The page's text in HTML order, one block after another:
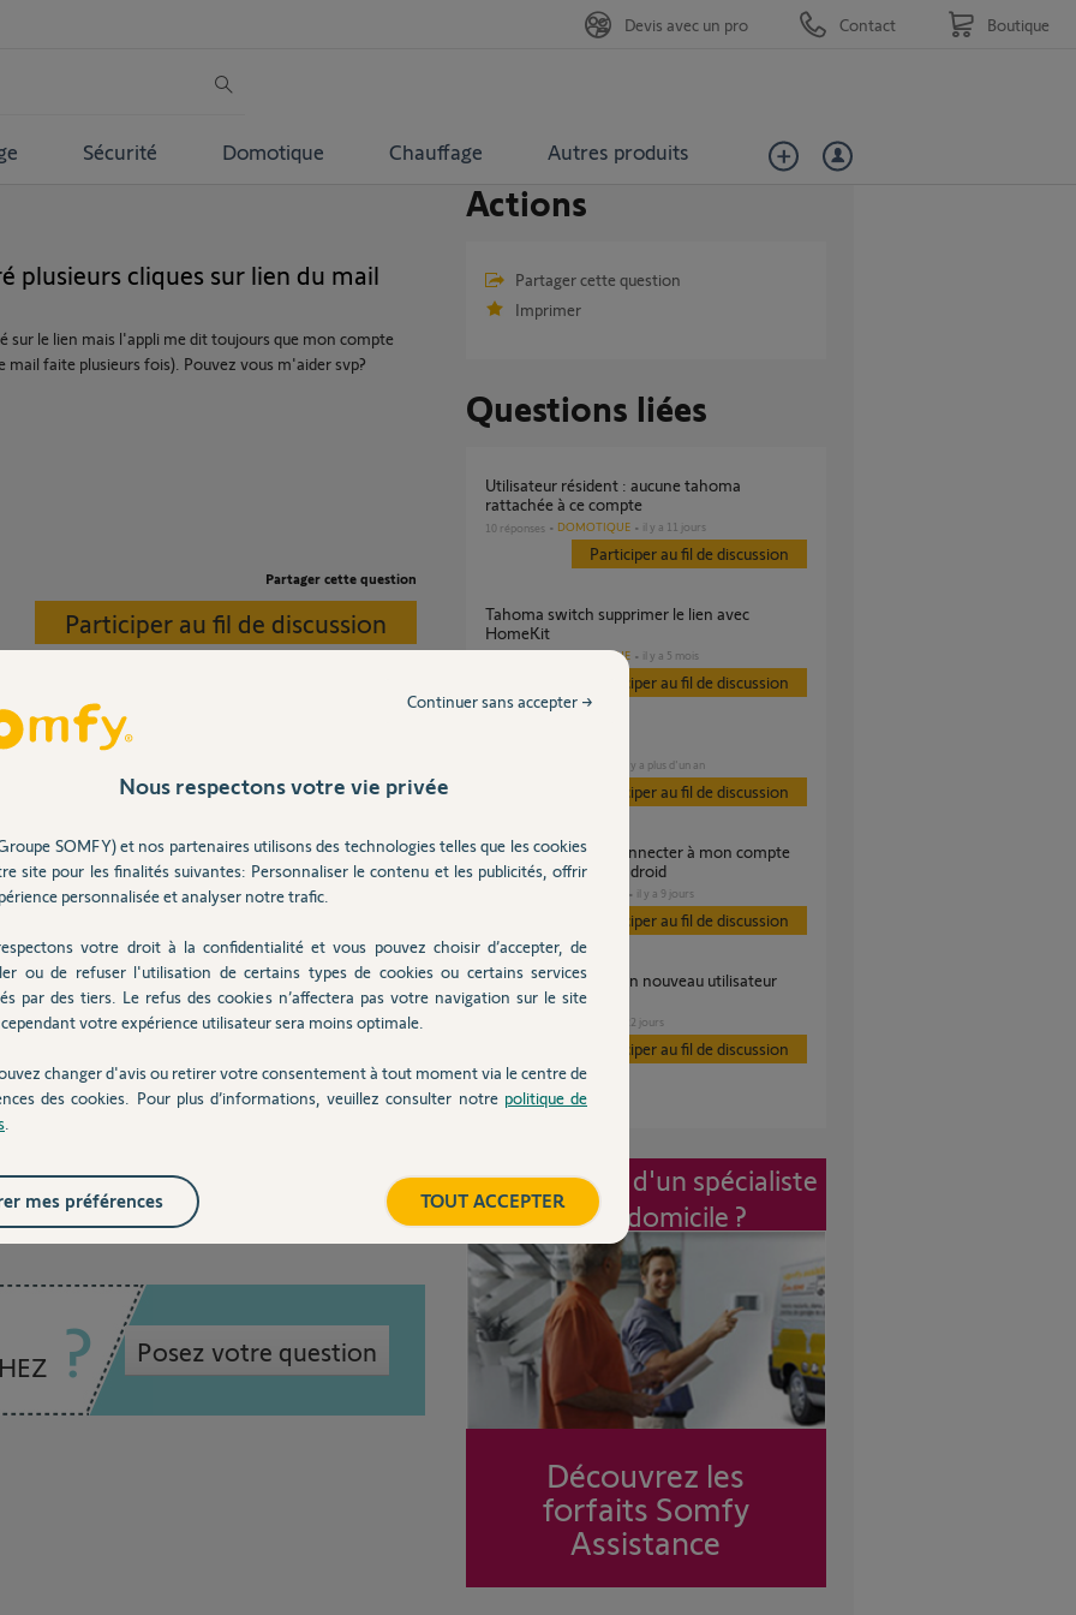
Sécurité Domotique Chauffage Autres produits
Devis avec un pro Contact Boutique
plusieurs cliques sur lien du mail
sur le lien mais l'appli me dit toujours que mon compte
faite plusieurs fois). Pouvez vous m'aider svp?
Partager cette question
Participer au fil de discussion
que ça ne marche pas.
Posez votre question
Actions
Partager cette question
Imprimer
Questions liées
Utilisateur résident : aucune tahoma
rattachée à ce compte
10 réponses DOMOTIQUE il y a 11 jours
Participer au fil de discussion
Tahoma switch supprimer le lien avec
HomeKit
DOMOTIQUE il y a 5 mois
Participer au fil de discussion
il y a plus d'un an
Participer au fil de discussion
Impossible de me connecter à mon compte
Tahoma sur l'app Android
il y a 9 jours
Participer au fil de discussion
Comment rajouter un nouveau utilisateur
Tahoma
il y a 22 jours
Participer au fil de discussion
Intervention d'un spécialiste
à mon domicile ?
Découvrez les
forfaits Somfy
Assistance
Nous respectons votre vie privée
SOMFY) et nos partenaires utilisons des technologies telles que les cookies
site pour les finalités suivantes: Personnaliser le contenu et les publicités, offrir
personnalisée et analyser notre trafic.
votre droit à la confidentialité et vous pouvez choisir d’accepter, de
ou de refuser l'utilisation de certains types de cookies ou certains services
par des tiers. Le refus des cookies n’affectera pas votre navigation sur le site
votre expérience utilisateur sera moins optimale.
changer d'avis ou retirer votre consentement à tout moment via le centre de
des cookies. Pour plus d’informations, veuillez consulter notre politique de
Continuer sans accepter →
TOUT ACCEPTER
mes préférences